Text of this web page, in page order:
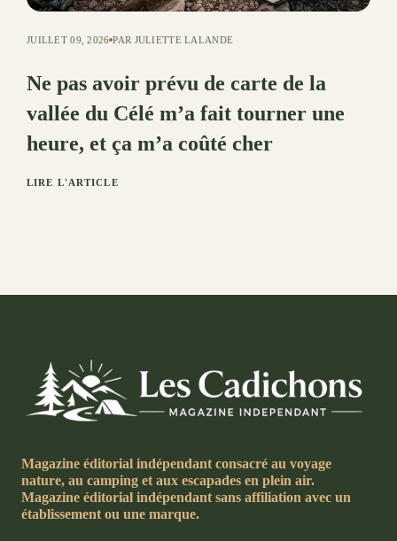
JUILLET 09, 2026 PAR JULIETTE LALANDE
Ne pas avoir prévu de carte de la
vallée du Célé m’a fait tourner une
heure, et ça m’a coûté cher
LIRE L'ARTICLE
Magazine éditorial indépendant consacré au voyage
nature, au camping et aux escapades en plein air.
Magazine éditorial indépendant sans affiliation avec un
établissement ou une marque.